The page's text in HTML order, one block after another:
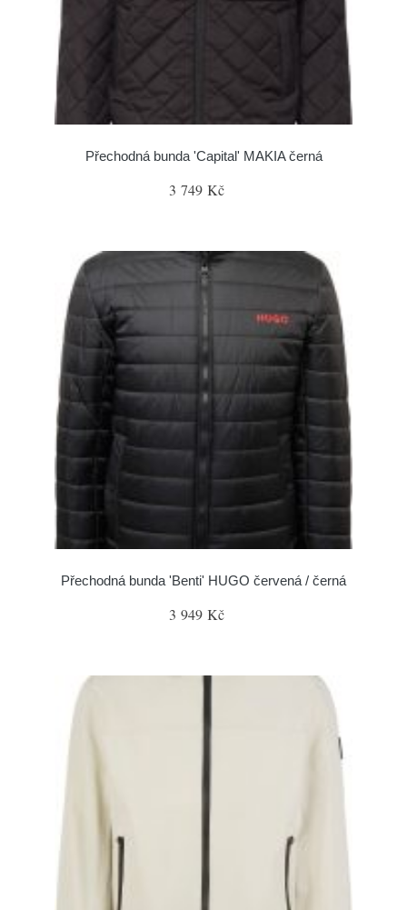
Přechodná bunda 'Capital' MAKIA černá
3 749 Kč
Přechodná bunda 'Benti' HUGO červená / černá
3 949 Kč